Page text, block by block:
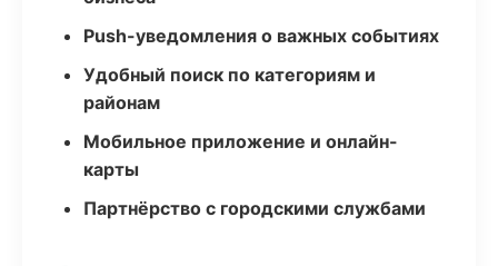
Push-уведомления о важных событиях
Удобный поиск по категориям и
районам
Мобильное приложение и онлайн-
карты
Партнёрство с городскими службами